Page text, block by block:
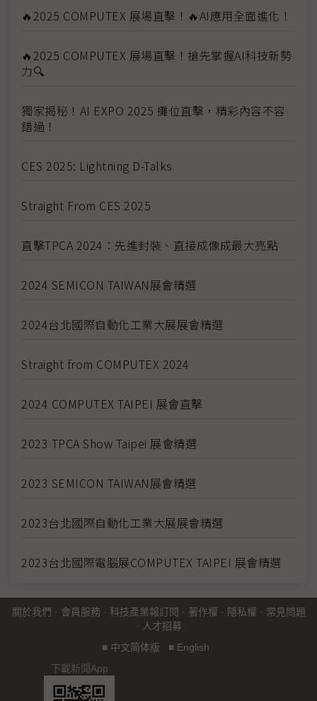
🔥2025 COMPUTEX 展場直擊！🔥AI應用全面進化！
🔥2025 COMPUTEX 展場直擊！搶先掌握AI科技新勢
力🔍
獨家揭秘！AI EXPO 2025 攤位直擊，精彩內容不容
錯過！
CES 2025: Lightning D-Talks
Straight From CES 2025
直擊TPCA 2024：先進封裝、直接成像成最大亮點
2024 SEMICON TAIWAN展會精選
2024台北國際自動化工業大展展會精選
Straight from COMPUTEX 2024
2024 COMPUTEX TAIPEI 展會直擊
2023 TPCA Show Taipei 展會精選
2023 SEMICON TAIWAN展會精選
2023台北國際自動化工業大展展會精選
2023台北國際電腦展COMPUTEX TAIPEI 展會精選
關於我們 · 會員服務 · 科技產業報訂閱 · 著作權 · 隱私權 · 常見問題
· 人才招募
■ 中文简体版 ■ English
下載新聞App